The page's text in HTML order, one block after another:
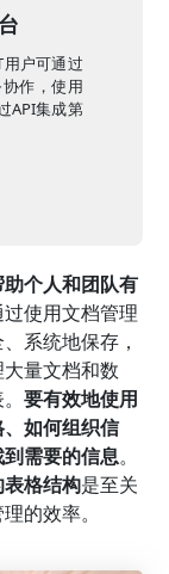
户可通过
作，使用
API集成第
个人和团队有
过使用文档管理
系统地保存，
量文档和数
。要有效地使用
如何组织信
需要的信息。
格结构是至关
的效率。